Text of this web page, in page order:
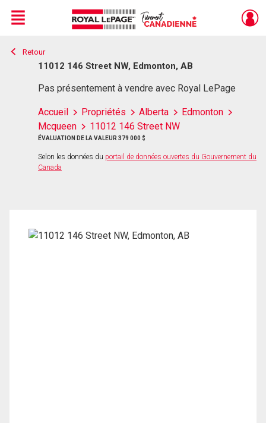
Live
En Direct
Menu
Retour
11012 146 Street NW, Edmonton, AB
Pas présentement à vendre avec Royal LePage
Accueil Propriétés Alberta
Edmonton
Mcqueen
11012 146 Street NW
ÉVALUATION DE LA VALEUR 379 000 $
Selon les données du portail de données ouvertes du Gouvernement du
Canada